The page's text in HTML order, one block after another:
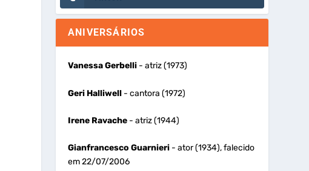
ANIVERSÁRIOS
Vanessa Gerbelli- atriz (1973)
Geri Halliwell- cantora (1972)
Irene Ravache- atriz (1944)
Gianfrancesco Guarnieri- ator (1934), falecido
em 22/07/2006